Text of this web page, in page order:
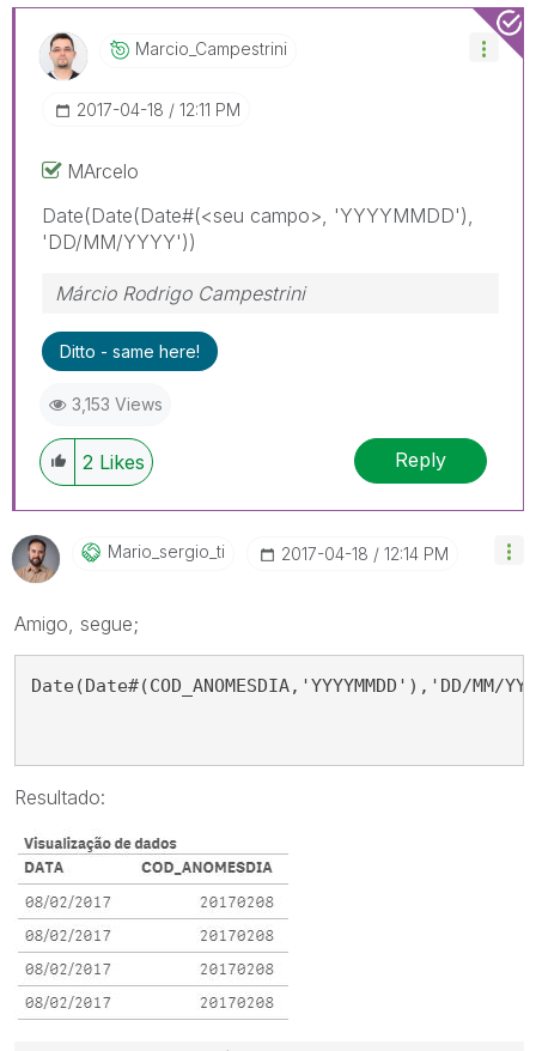
Marcio_CampestrIni
‎2017-04-18 12:11 PM
MArcelo
Date(Date(Date#(<seu campo>, 'YYYYMMDD'),
'DD/MM/YYYY'))
Márcio Rodrigo Campestrini
Ditto - same here!
3,153 Views
2 Likes Reply
Mario_sergio_ti ‎2017-04-18 12:14 PM
Amigo, segue;
Date(Date#(COD_ANOMESDIA,'YYYYMMDD'),'DD/MM/
Resultado: